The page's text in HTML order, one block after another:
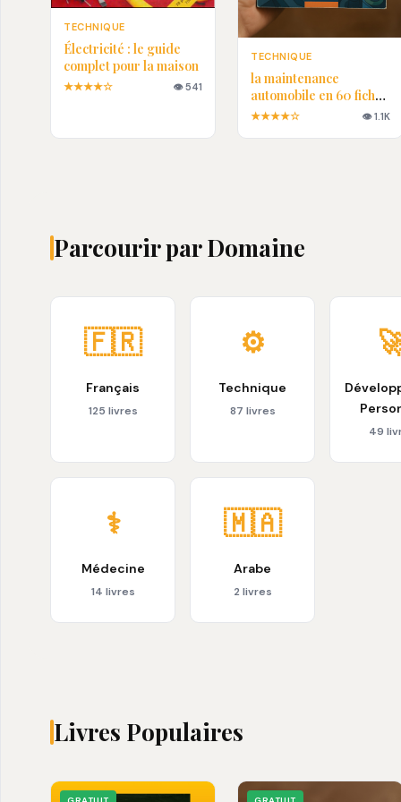
TECHNIQUE
Électricité : le guide
complet pour la maison
★★★★☆ 👁 541
TECHNIQUE
la maintenance
automobile en 60 fiches
pratiques en PDF
★★★★☆ 👁 1.1K
Parcourir par Domaine
🇫🇷
Français
125 livres
⚙️
Technique
87 livres
49
⚕️
Médecine
14 livres
🇲🇦
Arabe
2 livres
Livres Populaires